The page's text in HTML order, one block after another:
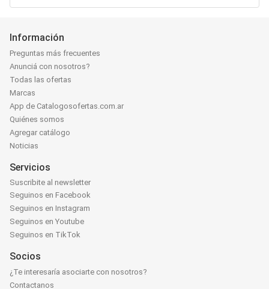
Información
Preguntas más frecuentes
Anunciá con nosotros?
Todas las ofertas
Marcas
App de Catalogosofertas.com.ar
Quiénes somos
Agregar catálogo
Noticias
Servicios
Suscribite al newsletter
Seguinos en Facebook
Seguinos en Instagram
Seguinos en Youtube
Seguinos en TikTok
Socios
¿Te interesaría asociarte con nosotros?
Contactanos